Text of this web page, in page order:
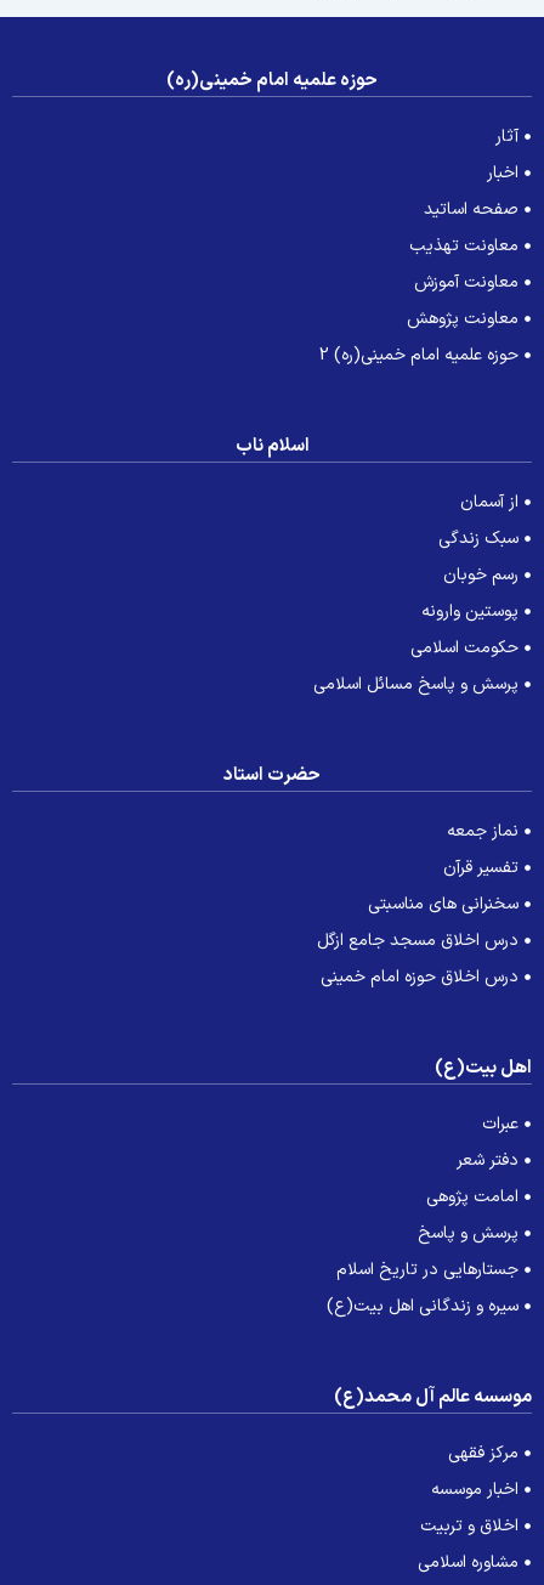
حوزه علمیه امام خمینی(ره)
آثار
اخبار
صفحه اساتید
معاونت تهذیب
معاونت آموزش
معاونت پژوهش
حوزه علمیه امام خمینی(ره) 2
اسلام ناب
از آسمان
سبک زندگی
رسم خوبان
پوستین وارونه
حکومت اسلامی
پرسش و پاسخ مسائل اسلامی
حضرت استاد
نماز جمعه
تفسیر قرآن
سخنرانی های مناسبتی
درس اخلاق مسجد جامع ازگل
درس اخلاق حوزه امام خمینی
بیت(ع)
عبرات
دفتر شعر
امامت پژوهی
پرسش و پاسخ
جستارهایی در تاریخ اسلام
سیره و زندگانی اهل بیت(ع)
عالم آل محمد(ع)
مرکز فقهی
اخبار موسسه
اخلاق و تربیت
مشاوره اسلامی